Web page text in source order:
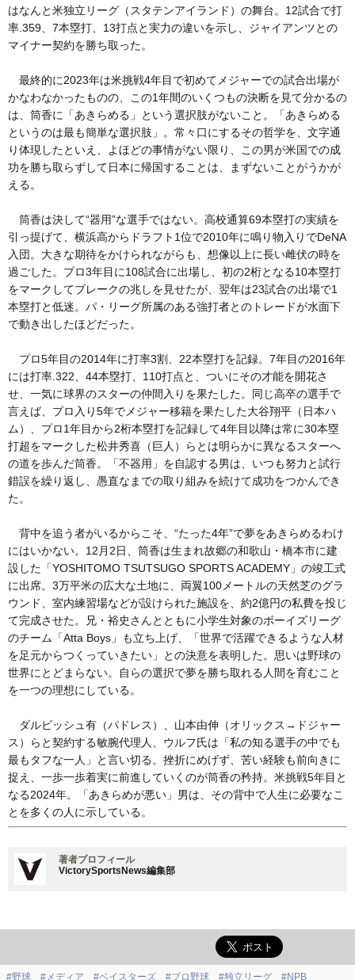
はなんと米独立リーグ（スタテンアイランド）の舞台。12試合で打
率.359、7本塁打、13打点と実力の違いを示し、ジャイアンツとの
マイナー契約を勝ち取った。
最終的に2023年は米挑戦4年目で初めてメジャーでの試合出場が
かなわなかったものの、この1年間のいくつもの決断を見て分かるの
は、筒香に「あきらめる」という選択肢がないこと。「あきらめる
というのは最も簡単な選択肢」。常々口にするその哲学を、文字通
り体現したといえ、よほどの事情がない限り、この男が米国での成
功を勝ち取らずして日本に帰国することは、まずないことがうかが
える。
筒香は決して“器用”な選手ではない。高校通算69本塁打の実績を
引っ提げて、横浜高からドラフト1位で2010年に鳴り物入りでDeNA
入団。大きな期待をかけられながらも、想像以上に長い雌伏の時を
過ごした。プロ3年目に108試合に出場し、初の2桁となる10本塁打
をマークしてブレークの兆しを見せたが、翌年は23試合の出場で1
本塁打と低迷。パ・リーグ所属のある強打者とのトレードが水面下
で動き出したほどだった。
プロ5年目の2014年に打率3割、22本塁打を記録。7年目の2016年
には打率.322、44本塁打、110打点と、ついにその才能を開花さ
せ、一気に球界のスターの仲間入りを果たした。同じ高卒の選手で
言えば、プロ入り5年でメジャー移籍を果たした大谷翔平（日本ハ
ム）、プロ1年目から2桁本塁打を記録して4年目以降は常に30本塁
打超をマークした松井秀喜（巨人）らとは明らかに異なるスターへ
の道を歩んだ筒香。「不器用」を自認する男は、いつも努力と試行
錯誤を繰り返し、愚直なまでの取り組みを続けて成功をつかんでき
た。
背中を追う者がいるからこそ、“たった4年”で夢をあきらめるわけ
にはいかない。12月2日、筒香は生まれ故郷の和歌山・橋本市に建
設した「YOSHITOMO TSUTSUGO SPORTS ACADEMY」の竣工式
に出席。3万平米の広大な土地に、両翼100メートルの天然芝のグラ
ウンド、室内練習場などが設けられた施設を、約2億円の私費を投じ
て完成させた。兄・裕史さんとともに小学生対象のボーイズリーグ
のチーム「Atta Boys」も立ち上げ、「世界で活躍できるような人材
を足元からつくっていきたい」との決意を表明した。思いは野球の
世界にとどまらない。自らの選択で夢を勝ち取れる人間を育むこと
を一つの理想にしている。
ダルビッシュ有（パドレス）、山本由伸（オリックス→ドジャー
ス）らと契約する敏腕代理人、ウルフ氏は「私の知る選手の中でも
最もタフな一人」と言い切る。挫折にめげず、苦い経験も前向きに
捉え、一歩一歩着実に前進していくのが筒香の矜持。米挑戦5年目と
なる2024年。「あきらめが悪い」男は、その背中で人生に必要なこ
とを多くの人に示している。
著者プロフィール
VictorySportsNews編集部
#野球 #メディア #ベイスターズ #プロ野球 #独立リーグ #NPB